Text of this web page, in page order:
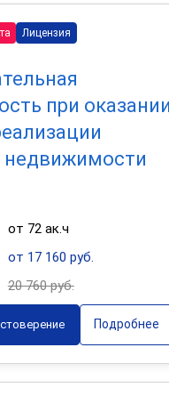
Лицензия
при оказании
недвижимости
от 72 ак.ч
от 17 160 руб.
20 760 руб.
Подробнее